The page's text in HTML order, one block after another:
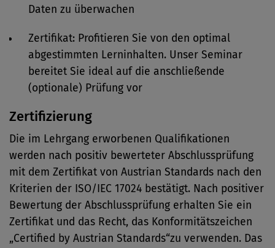
Daten zu überwachen
Zertifikat: Profitieren Sie von den optimal
abgestimmten Lerninhalten. Unser Seminar
bereitet Sie ideal auf die anschließende
(optionale) Prüfung vor
Zertifizierung
Die im Lehrgang erworbenen Qualifikationen
werden nach positiv bewerteter Abschlussprüfung
mit dem Zertifikat von Austrian Standards nach den
Kriterien der ISO/IEC 17024 bestätigt. Nach positiver
Bewertung der Abschlussprüfung erhalten Sie ein
Zertifikat und das Recht, das Konformitätszeichen
„Certified by Austrian Standards“zu verwenden. Das